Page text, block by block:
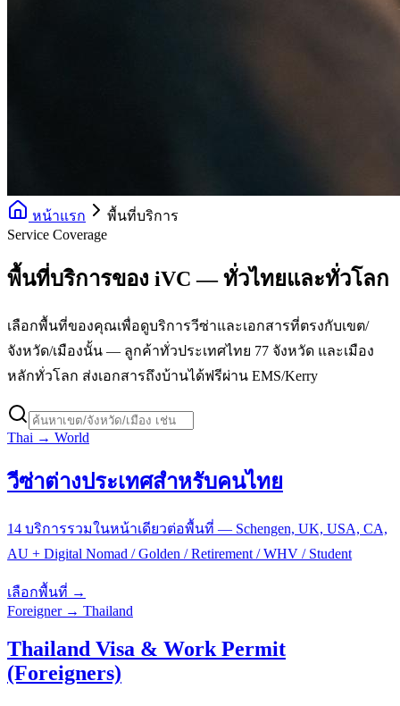
หน้าแรก
พื้นที่บริการ
Service Coverage
พื้นที่บริการของ iVC — ทั่วไทยและทั่วโลก
เลือกพื้นที่ของคุณเพื่อดูบริการวีซ่าและเอกสารที่ตรงกับเขต/
จังหวัด/เมืองนั้น — ลูกค้าทั่วประเทศไทย 77 จังหวัด และเมือง
หลักทั่วโลก ส่งเอกสารถึงบ้านได้ฟรีผ่าน EMS/Kerry
Thai → World
วีซ่าต่างประเทศสำหรับคนไทย
14 บริการรวมในหน้าเดียวต่อพื้นที่ — Schengen, UK, USA, CA,
AU + Digital Nomad / Golden / Retirement / WHV / Student
เลือกพื้นที่ →
Foreigner → Thailand
Thailand Visa & Work Permit
(Foreigners)